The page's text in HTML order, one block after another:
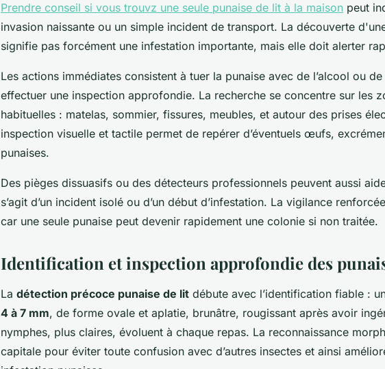
Prendre conseil si vous trouvz une seule punaise de lit à la maison peut
invasion naissante ou un simple incident de transport. La découverte
signifie pas forcément une infestation importante, mais elle doit alerter
Les actions immédiates consistent à tuer la punaise avec de l’alcool ou
effectuer une inspection approfondie. La recherche se concentre sur les
habituelles : matelas, sommier, fissures, meubles, et autour des prises
inspection visuelle et tactile permet de repérer d’éventuels œufs,
punaises.
Des pièges dissuasifs ou des détecteurs professionnels peuvent aussi
s’agit d’un incident isolé ou d’un début d’infestation. La vigilance
car une seule punaise peut devenir rapidement une colonie si non traitée.
Identification et inspection approfondie des
La détection précoce punaise de lit débute avec l’identification fiable :
4 à 7 mm, de forme ovale et aplatie, brunâtre, rougissant après avoir
nymphes, plus claires, évoluent à chaque repas. La reconnaissance
capitale pour éviter toute confusion avec d’autres insectes et ainsi